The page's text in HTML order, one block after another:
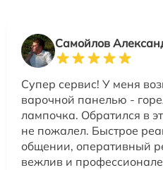
Самойлов
Супер сервис! У меня
варочной панелью -
лампочка. Обратился в
не пожалел. Быстрое
общении, оперативный
вежлив и